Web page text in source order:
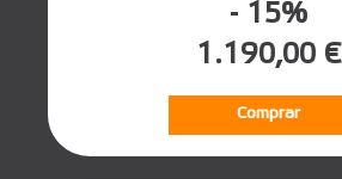
- 15%
1.190,00 €
Comprar